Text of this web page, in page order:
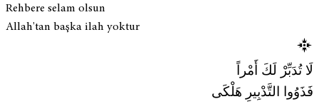
Rehbere selam olsun
Allah'tan başka ilah yoktur
لَا تُدَبِّرْ لَكَ أَمْراً
فَذَوُوا التَّدْبِيرِ هَلْكَى